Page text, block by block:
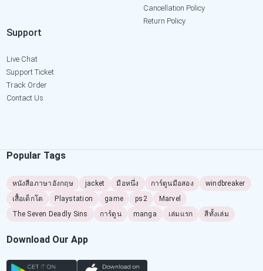
Cancellation Policy
Return Policy
Support
Live Chat
Support Ticket
Track Order
Contact Us
Popular Tags
หนังสือภาษาอังกฤษ jacket มือหนึ่ง การ์ตูนมือสอง
windbreaker
เสื้อเด็กโต
Playstation game ps2
Marvel
The Seven Deadly Sins
การ์ตูน manga เล่มแรก สีทั้งเล่ม
Download Our App